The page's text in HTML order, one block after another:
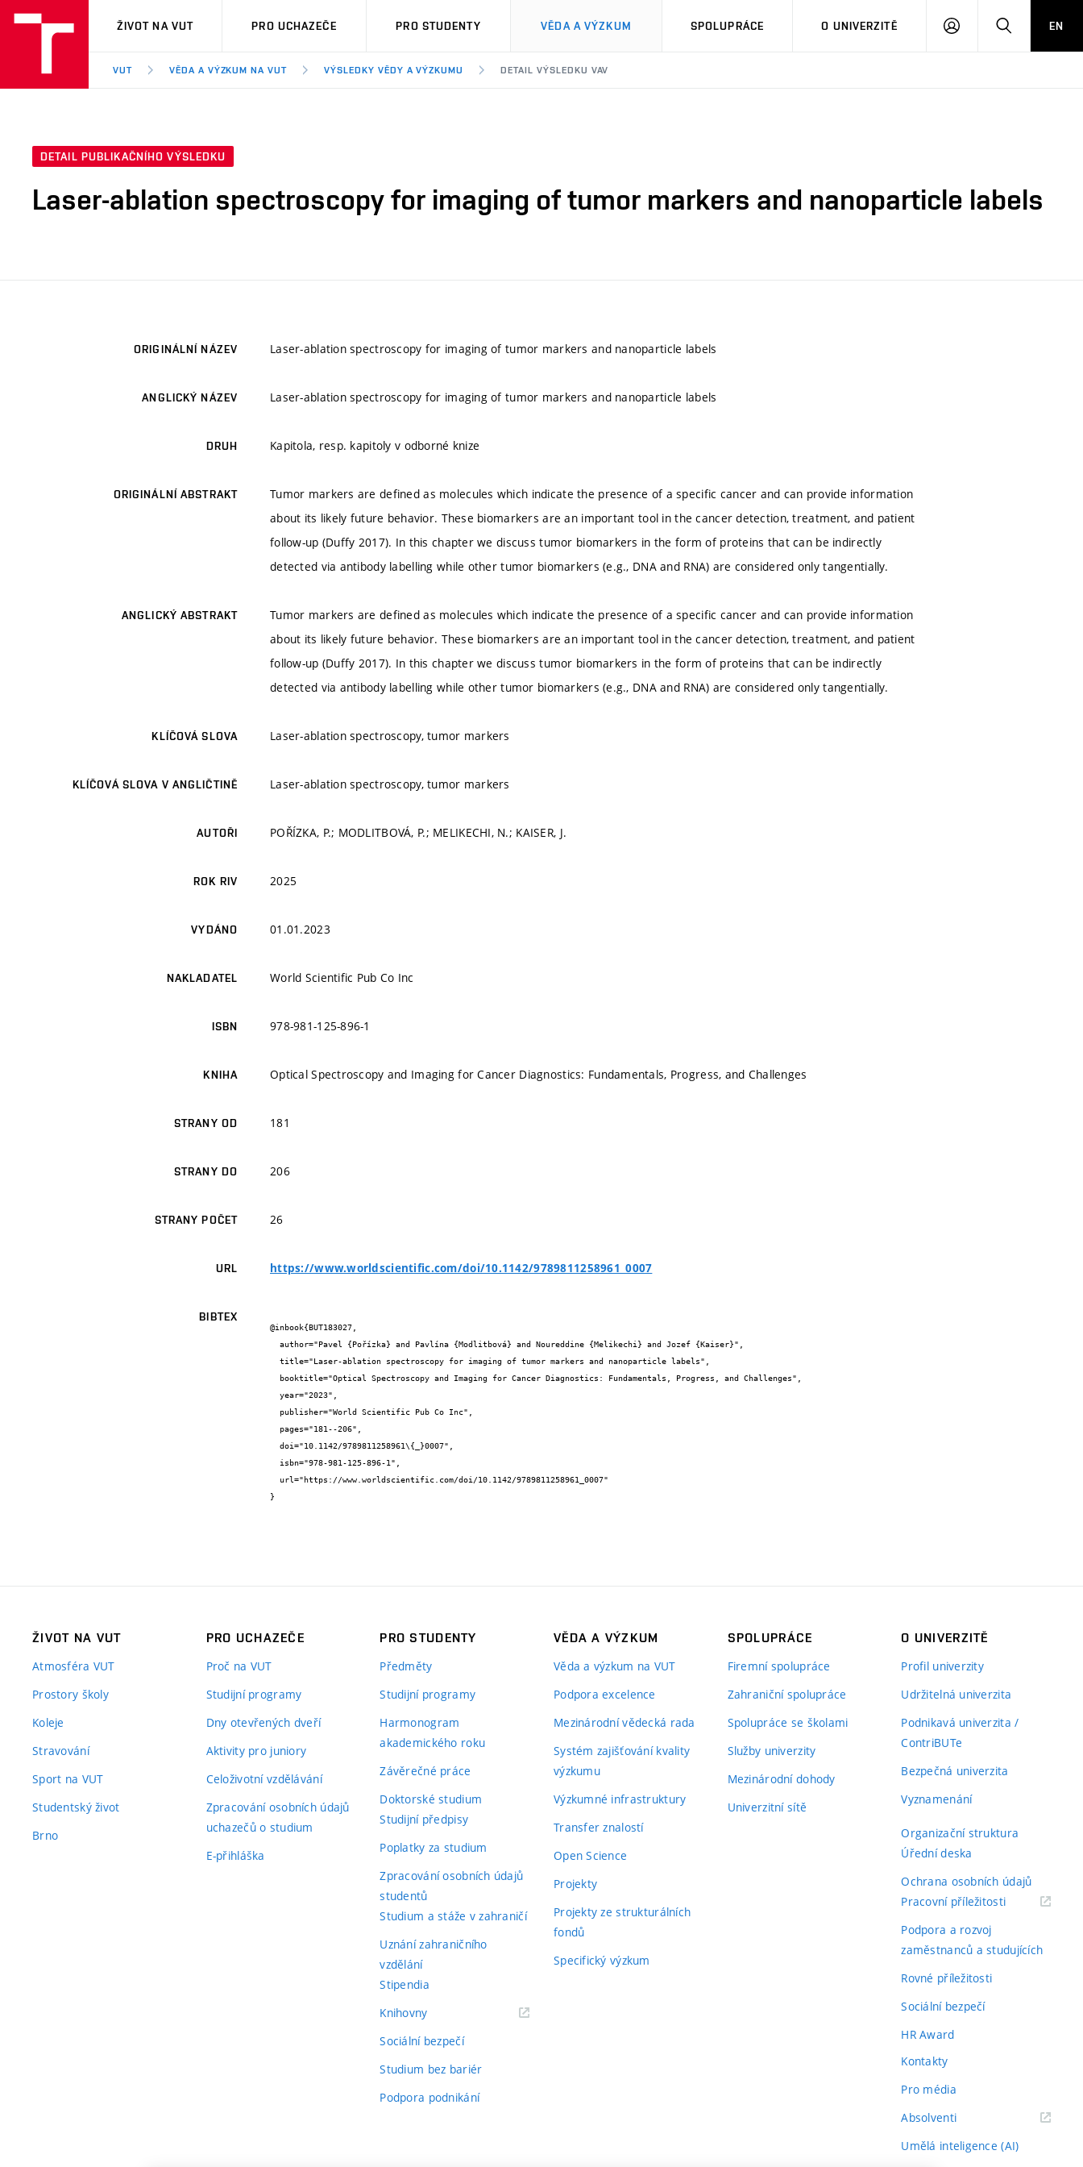
VUT
ŽIVOT NA VUT PRO UCHAZEČE PRO STUDENTY VĚDA A VÝZKUM SPOLUPRÁCE O UNIVERZITĚ
PŘIHLÁSIT HLEDATEN
VUT VĚDA A VÝZKUM NA VUT VÝSLEDKY VĚDY A VÝZKUMU DETAIL VÝSLEDKU VAV
DETAIL PUBLIKAČNÍHO VÝSLEDKU
Laser-ablation spectroscopy for imaging of tumor markers and nanoparticle labels
ORIGINÁLNÍ NÁZEV Laser-ablation spectroscopy for imaging of tumor markers and nanoparticle labels
ANGLICKÝ NÁZEV Laser-ablation spectroscopy for imaging of tumor markers and nanoparticle labels
DRUH Kapitola, resp. kapitoly v odborné knize
ORIGINÁLNÍ ABSTRAKT
Tumor markers are defined as molecules which indicate the presence of a specific cancer and can provide information
about its likely future behavior. These biomarkers are an important tool in the cancer detection, treatment, and patient
follow-up (Duffy 2017). In this chapter we discuss tumor biomarkers in the form of proteins that can be indirectly
detected via antibody labelling while other tumor biomarkers (e.g., DNA and RNA) are considered only tangentially.
ANGLICKÝ ABSTRAKT
Tumor markers are defined as molecules which indicate the presence of a specific cancer and can provide information
about its likely future behavior. These biomarkers are an important tool in the cancer detection, treatment, and patient
follow-up (Duffy 2017). In this chapter we discuss tumor biomarkers in the form of proteins that can be indirectly
detected via antibody labelling while other tumor biomarkers (e.g., DNA and RNA) are considered only tangentially.
KLÍČOVÁ SLOVA Laser-ablation spectroscopy, tumor markers
KLÍČOVÁ SLOVA V ANGLIČTINĚ Laser-ablation spectroscopy, tumor markers
AUTOŘI POŘÍZKA, P.; MODLITBOVÁ, P.; MELIKECHI, N.; KAISER, J.
ROK RIV 2025
VYDÁNO 01.01.2023
NAKLADATEL World Scientific Pub Co Inc
ISBN 978-981-125-896-1
KNIHA Optical Spectroscopy and Imaging for Cancer Diagnostics: Fundamentals, Progress, and Challenges
STRANY OD 181
STRANY DO 206
STRANY POČET 26
URL https://www.worldscientific.com/doi/10.1142/9789811258961_0007
BIBTEX
@inbook{BUT183027,
}
ŽIVOT NA VUT
Atmosféra VUT
Prostory školy
Koleje
Stravování
Sport na VUT
Studentský život
Brno
PRO UCHAZEČE
Proč na VUT
Studijní programy
Dny otevřených dveří
Aktivity pro juniory
Celoživotní vzdělávání
Zpracování osobních údajů
uchazečů o studium
E-přihláška
PRO STUDENTY
Předměty
Studijní programy
Harmonogram
akademického roku
Závěrečné práce
Doktorské studium
Studijní předpisy
Poplatky za studium
Zpracování osobních údajů
studentů
Studium a stáže v zahraničí
Uznání zahraničního
vzdělání
Stipendia
Knihovny(externí
Sociální bezpečí
Studium bez bariér
Podpora podnikání
VĚDA A VÝZKUM
Věda a výzkum na VUT
Podpora excelence
Mezinárodní vědecká rada
Systém zajišťování kvality
výzkumu
Výzkumné infrastruktury
Transfer znalostí
Open Science
Projekty
Projekty ze strukturálních
fondů
Specifický výzkum
SPOLUPRÁCE
Firemní spolupráce
Zahraniční spolupráce
Spolupráce se školami
Služby univerzity
Mezinárodní dohody
Univerzitní sítě
O UNIVERZITĚ
Profil univerzity
Udržitelná univerzita
Podnikavá univerzita /
ContriBUTe
Bezpečná univerzita
Vyznamenání
Organizační struktura
Úřední deska
Ochrana osobních údajů
Pracovní příležitosti(externí
Podpora a rozvoj
zaměstnanců a studujících
Rovné příležitosti
Sociální bezpečí
HR Award
Kontakty
Pro média
Absolventi(externí
Umělá inteligence (AI)